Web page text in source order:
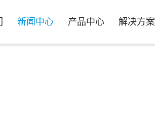
新闻中心 产品中心 解决方案